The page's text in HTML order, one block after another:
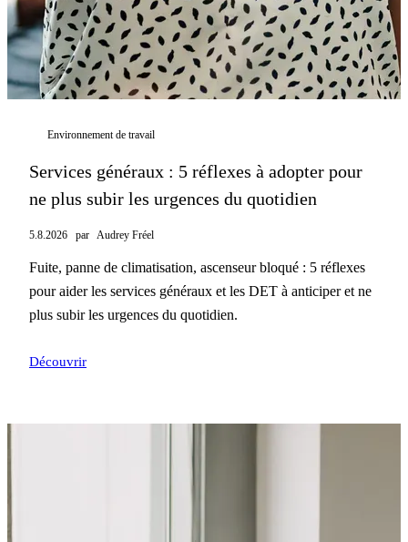
Environnement de travail
Services généraux : 5 réflexes à adopter pour
ne plus subir les urgences du quotidien
5.8.2026 par Audrey Fréel
Fuite, panne de climatisation, ascenseur bloqué : 5 réflexes
pour aider les services généraux et les DET à anticiper et ne
plus subir les urgences du quotidien.
Découvrir